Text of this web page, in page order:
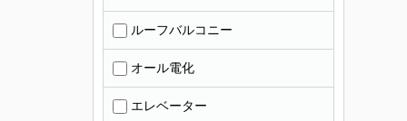
ルーフバルコニー
オール電化
エレベーター